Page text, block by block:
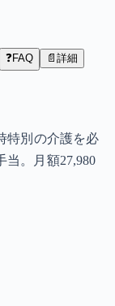
❓FAQ 📄 詳細
特別の介護を必
当。月額27,980